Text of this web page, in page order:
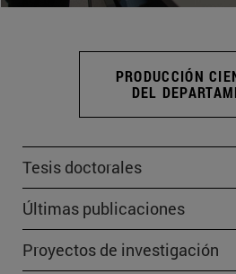
PRODUCCIÓN
DEL
Tesis doctorales
Últimas publicaciones
Proyectos de investigación